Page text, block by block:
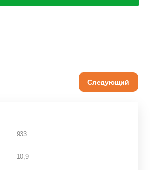
Следующий
933
10,9